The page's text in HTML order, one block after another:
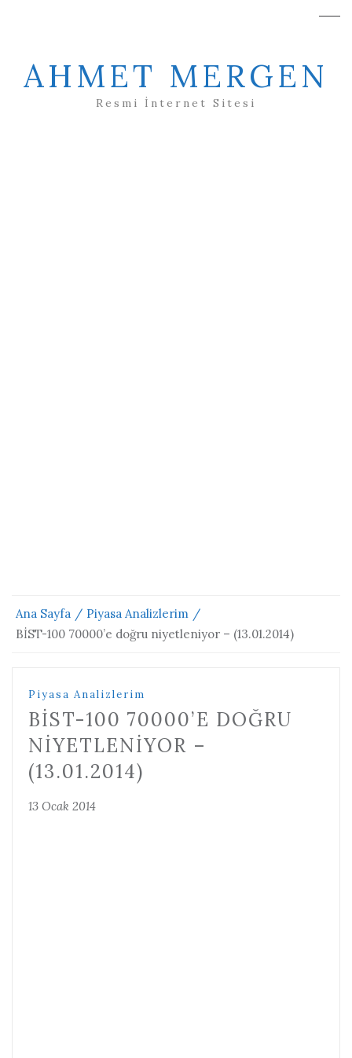
AHMET MERGEN
Resmi İnternet Sitesi
Ana Sayfa
Piyasa Analizlerim
BİST-100 70000’e doğru niyetleniyor – (13.01.2014)
Piyasa Analizlerim
BİST-100 70000’E DOĞRU
NIYETLENIYOR –
(13.01.2014)
13 Ocak 2014